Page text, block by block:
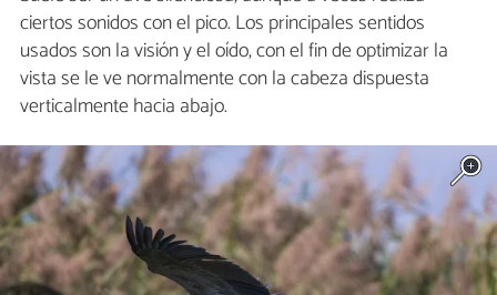
ciertos sonidos con el pico. Los principales sentidos
usados son la visión y el oído, con el fin de optimizar la
vista se le ve normalmente con la cabeza dispuesta
verticalmente hacia abajo.